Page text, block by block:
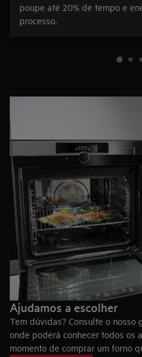
poupe até 20% de tempo e
processo.
Ajudamos a escolher
Tem dúvidas? Consulte o nosso
onde poderá conhecer todos os
momento de comprar um forno